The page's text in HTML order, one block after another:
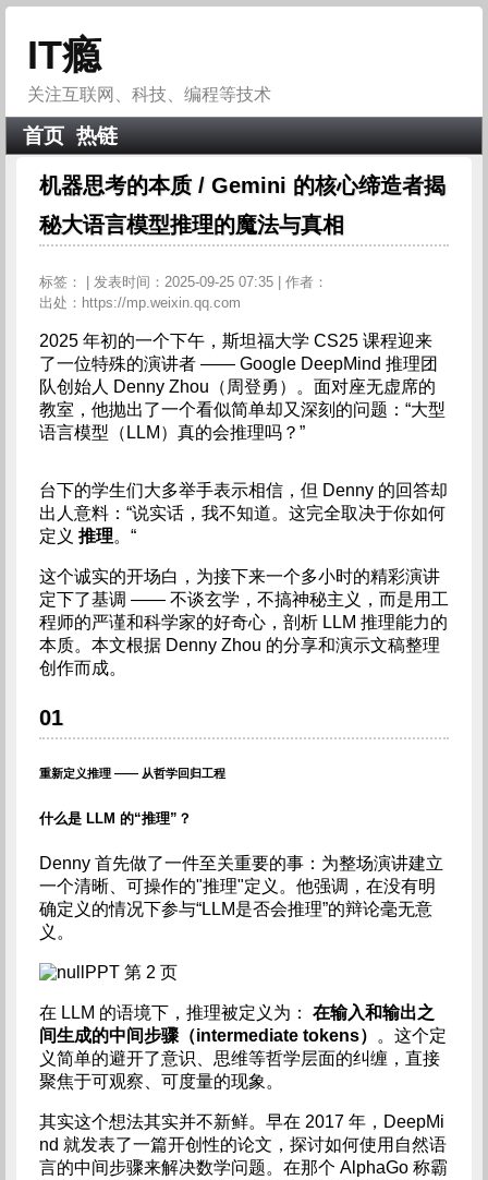
IT瘾
关注互联网、科技、编程等技术
首页 热链
机器思考的本质 / Gemini 的核心缔造者揭
秘大语言模型推理的魔法与真相
标签：
| 发表时间：2025-09-25 07:35 | 作者：
出处：https://mp.weixin.qq.com
2025 年初的一个下午，斯坦福大学 CS25 课程迎来
了一位特殊的演讲者 —— Google DeepMind 推理团
队创始人 Denny Zhou（周登勇）。面对座无虚席的
教室，他抛出了一个看似简单却又深刻的问题：“大型
语言模型（LLM）真的会推理吗？”
台下的学生们大多举手表示相信，但 Denny 的回答却
出人意料：“说实话，我不知道。这完全取决于你如何
定义 推理。“
这个诚实的开场白，为接下来一个多小时的精彩演讲
定下了基调 —— 不谈玄学，不搞神秘主义，而是用工
程师的严谨和科学家的好奇心，剖析 LLM 推理能力的
本质。本文根据 Denny Zhou 的分享和演示文稿整理
创作而成。
01
重新定义推理 —— 从哲学回归工程
什么是 LLM 的“推理”？
Denny 首先做了一件至关重要的事：为整场演讲建立
一个清晰、可操作的"推理"定义。他强调，在没有明
确定义的情况下参与“LLM是否会推理”的辩论毫无意
义。
PPT 第 2 页
在 LLM 的语境下，推理被定义为： 在输入和输出之
间生成的中间步骤（intermediate tokens）
。这个定
义简单的避开了意识、思维等哲学层面的纠缠，直接
聚焦于可观察、可度量的现象。
其实这个想法其实并不新鲜。早在 2017 年，DeepMi
nd 就发表了一篇开创性的论文，探讨如何使用自然语
言的中间步骤来解决数学问题。在那个 AlphaGo 称霸